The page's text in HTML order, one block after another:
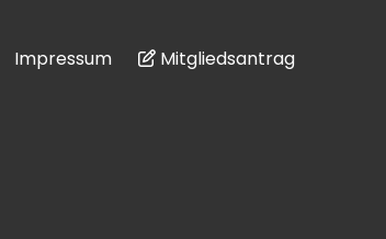
Impressum Mitgliedsantrag